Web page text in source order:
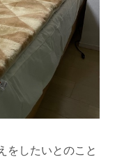
をしたいとのこと